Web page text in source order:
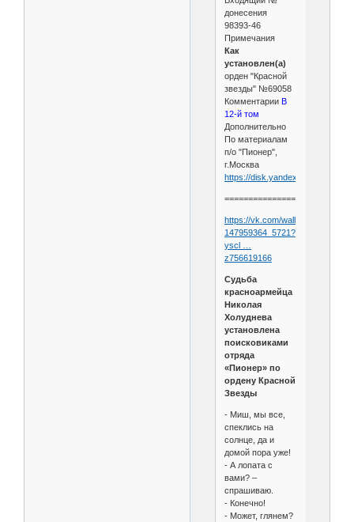
донесения
98393-46
Примечания
Как
установлен(а)
орден "Красной
звезды" №69058
Комментарии В
12-й том
Дополнительно
По материалам
п/о "Пионер",
г.Москва
https://disk.yandex.ru/d/
======================
https://vk.com/wall-
147959364_5721?
yscl …
z756619166
Судьба
красноармейца
Николая
Холуднева
установлена
поисковиками
отряда
«Пионер» по
ордену Красной
Звезды
- Миш, мы все,
спеклись на
солнце, да и
домой пора уже!
- А лопата с
вами? –
спрашиваю.
- Конечно!
- Может, глянем?